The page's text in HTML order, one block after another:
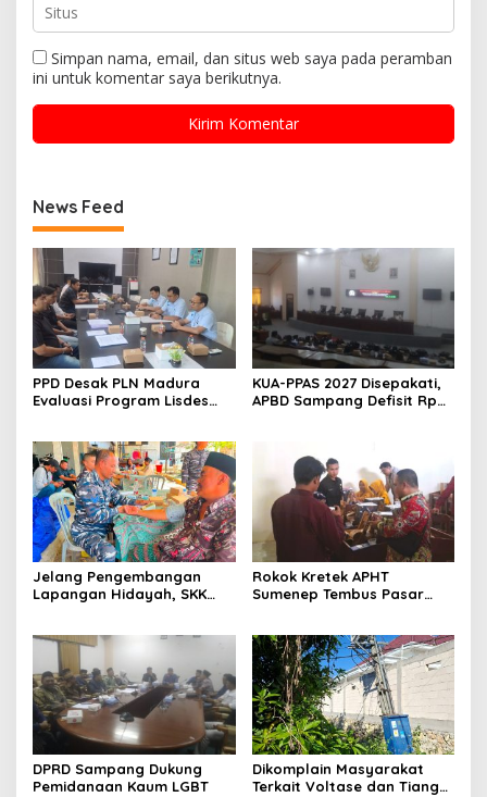
Simpan nama, email, dan situs web saya pada peramban
ini untuk komentar saya berikutnya.
News Feed
PPD Desak PLN Madura
Evaluasi Program Lisdes
KUA-PPAS 2027 Disepakati,
APBD Sampang Defisit Rp
Jelang Pengembangan
Lapangan Hidayah, SKK
Nelayan Sampang
Rokok Kretek APHT
Sumenep Tembus Pasar
DPRD Sampang Dukung
Pemidanaan Kaum LGBT
Dikomplain Masyarakat
Terkait Voltase dan Tiang